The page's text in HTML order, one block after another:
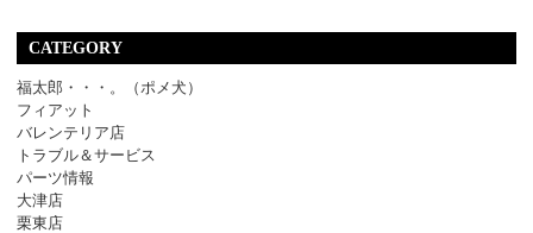
CATEGORY
福太郎・・・。（ポメ犬）
フィアット
バレンテリア店
トラブル＆サービス
パーツ情報
大津店
栗東店